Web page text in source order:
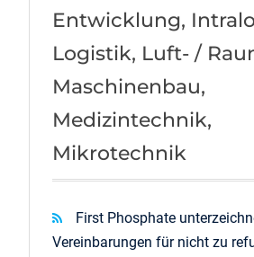
Entwicklung,
Logistik, Luft- /
Maschinenbau,
Medizintechnik,
Mikrotechnik
First Phosphate
Vereinbarungen für nicht zu